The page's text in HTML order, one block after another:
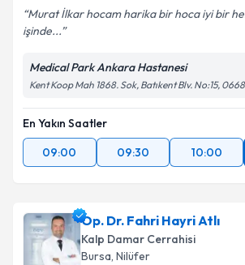
Murat İlkar hocam harika bir hoca iyi bir
işinde...
Medical Park Ankara Hastanesi
Kent Koop Mah 1868. Sok, Batıkent Blv. No:15,
En Yakın Saatler
09:00
09:30 10:00
Op. Dr. Fahri Hayri Atlı
Kalp Damar Cerrahisi
Bursa, Nilüfer